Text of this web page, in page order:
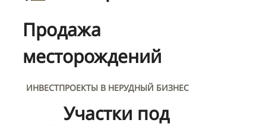
Продажа
месторождений
ИНВЕСТПРОЕКТЫ В НЕРУДНЫЙ БИЗНЕС
Участки под